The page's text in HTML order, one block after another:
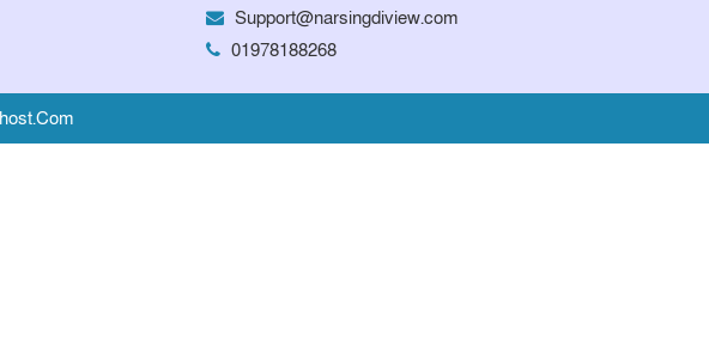
Support@narsingdiview.com
01978188268